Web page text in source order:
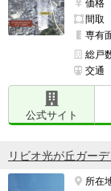
価格
間取
専有
総戸
交通
公式サイト
リビオ光が丘ガー
所在